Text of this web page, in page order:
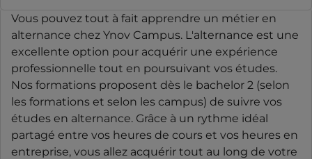
Vous pouvez tout à fait apprendre un métier en
alternance chez Ynov Campus. L'alternance est une
excellente option pour acquérir une expérience
professionnelle tout en poursuivant vos études.
Nos formations proposent dès le bachelor 2 (selon
les formations et selon les campus) de suivre vos
études en alternance. Grâce à un rythme idéal
partagé entre vos heures de cours et vos heures en
entreprise, vous allez acquérir tout au long de votre